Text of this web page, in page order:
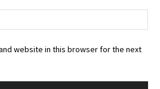
website in this browser for the next